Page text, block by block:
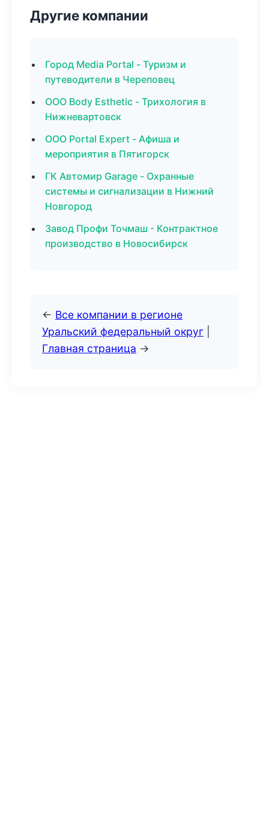
Другие компании
Город Media Portal - Туризм и
путеводители в Череповец
ООО Body Esthetic - Трихология в
Нижневартовск
ООО Portal Expert - Афиша и
мероприятия в Пятигорск
ГК Автомир Garage - Охранные
системы и сигнализации в Нижний
Новгород
Завод Профи Точмаш - Контрактное
производство в Новосибирск
← Все компании в регионе
Уральский федеральный округ
Главная страница →